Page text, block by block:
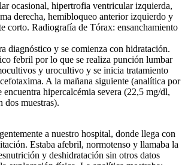
ocasional, hipertrofia ventricular izquierda,
derecha, hemibloqueo anterior izquierdo y
corto. Radiografía de Tórax: ensanchamiento
diagnóstico y se comienza con hidratación.
febril por lo que se realiza punción lumbar
y urocultivo y se inicia tratamiento
A la mañana siguiente (analítica por
encuentra hipercalcémia severa (22,5 mg/dl,
dos muestras).
a nuestro hospital, donde llega con
Estaba afebril, normotenso y llamaba la
y deshidratación sin otros datos